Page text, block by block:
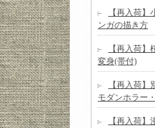
【再入荷】
ンガの描き方
【再入荷】
変身(帯付)
【再入荷
モダンホラー
【再入荷】